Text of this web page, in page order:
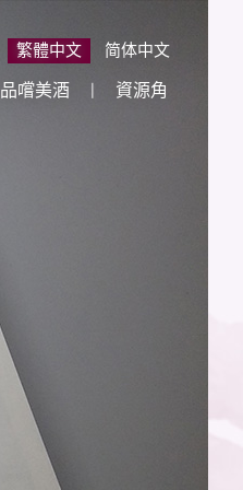
繁體中文 简体中文
品嚐美酒 資源角